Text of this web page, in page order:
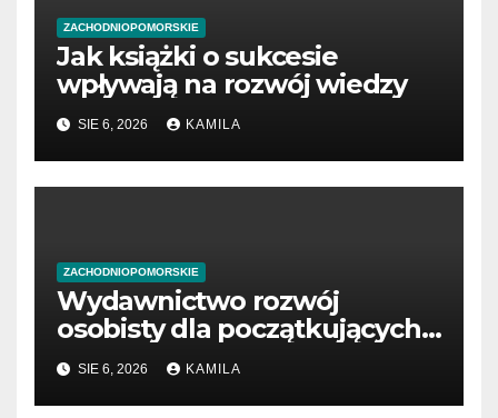
ZACHODNIOPOMORSKIE
Jak książki o sukcesie
wpływają na rozwój wiedzy
SIE 6, 2026 KAMILA
ZACHODNIOPOMORSKIE
Wydawnictwo rozwój
osobisty dla początkujących
przedsiębiorców
SIE 6, 2026 KAMILA